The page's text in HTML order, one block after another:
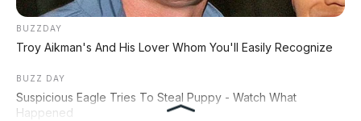
Ikuti kami untuk update stok unit dan berita otomotif harian.
BUZZDAY
Troy Aikman's And His Lover Whom You'll Easily Recognize
BUZZ DAY
Suspicious Eagle Tries To Steal Puppy - Watch What
Happened